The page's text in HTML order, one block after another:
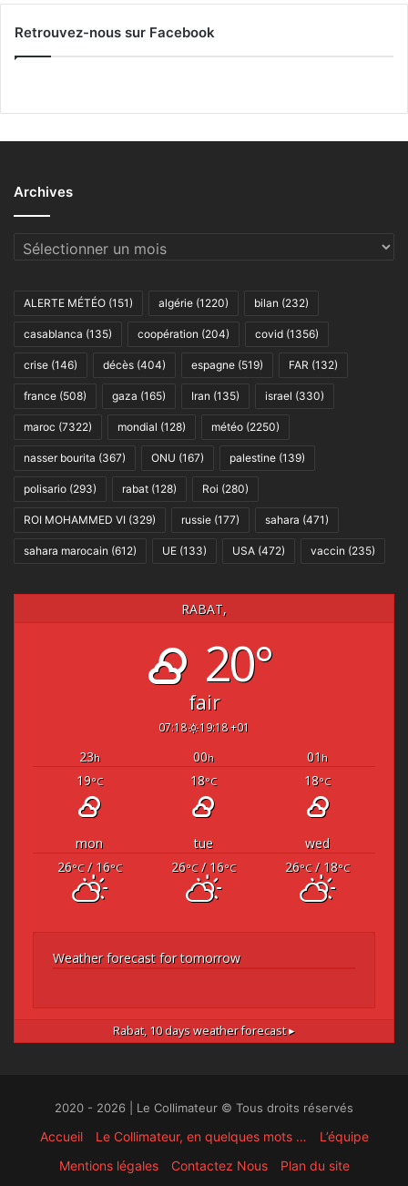
Retrouvez-nous sur Facebook
Archives
Archives
ALERTE MÉTÉO (151) algérie (1220) bilan (232)
casablanca (135) coopération (204) covid (1356)
crise (146) décès (404) espagne (519) FAR (132)
france (508) gaza (165) Iran (135) israel (330)
maroc (7322) mondial (128) météo (2250)
nasser bourita (367) ONU (167) palestine (139)
polisario (293) rabat (128) Roi (280)
ROI MOHAMMED VI (329) russie (177) sahara (471)
sahara marocain (612) UE (133) USA (472) vaccin (235)
RABAT,
20°
fair
07:18 19:18 +01
23h 00h 01 h
19°C 18°C 18°C
mon tue
wed
26°C/ 16°C 26°C/ 16°C 26°C/ 18°C
Weather forecast for tomorrow
Rabat, 10 days weather forecast ▸
2020 - 2026 | Le Collimateur © Tous droits réservés
Accueil Le Collimateur, en quelques mots …
L’équipe
Mentions légales
Contactez Nous Plan du site